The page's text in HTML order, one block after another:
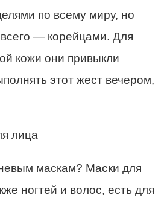
по всему миру, но
— корейцами. Для
кожи они привыкли
этот жест вечером,
лица
маскам? Маски для
ногтей и волос, есть для